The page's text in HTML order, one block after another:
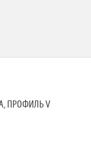
ПРОФИЛЬ V